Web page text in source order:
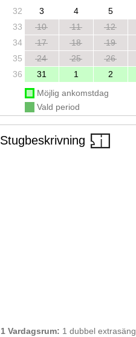
32
3 4 5
33
10 11 12
34
17 18 19
35
24 25 26
36
31 1 2
Möjlig ankomstdag
Vald period
Stugbeskrivning
1 Vardagsrum: 1 dubbel extrasäng